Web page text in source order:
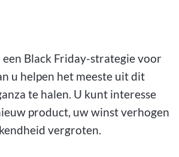
een Black Friday-strategie voor
u helpen het meeste uit dit
te halen. U kunt interesse
product, uw winst verhogen
vergroten.